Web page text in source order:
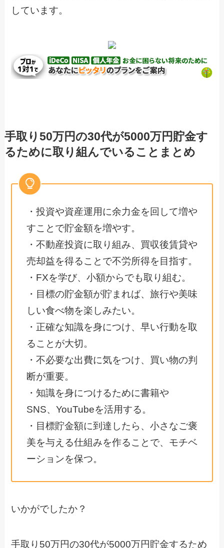
しています。
手取り50万円の30代が5000万円貯金す
るために取り組んでいることまとめ
・投資や資産運用に余力金を回して増や
すことで貯金額を増やす。
・不動産投資に取り組み、買収後賃貸や
売却益を得ることで不労所得を目指す。
・FXを学び、小額からでも取り組む。
・目標の貯金額が貯まれば、旅行や美味
しい食べ物を楽しみたい。
・正確な知識を身につけ、早い行動を取
ることが大切。
・不必要な出費に気をつけ、買い物の判
断が重要。
・知識を身につけるために書籍や
SNS、YouTubeを活用する。
・目標貯金額に到達したら、小さなご褒
美を与える仕組みを作ることで、モチベ
ーションを保つ。
いかがでしたか？
手取り50万円の30代が5000万円貯金するため